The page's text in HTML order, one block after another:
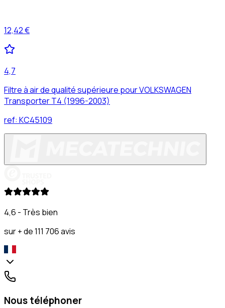
12,42 €
4,7
Filtre à air de qualité supérieure pour VOLKSWAGEN
Transporter T4 (1996-2003)
ref: KC45109
4,6 - Très bien
sur + de 111 706 avis
Nous téléphoner